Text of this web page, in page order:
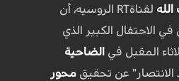
لقناةRT الروسيه، أن
الاحتفال الكبير الذي
المقبل في الضاحية
الانتصار" عن تحقيق محور